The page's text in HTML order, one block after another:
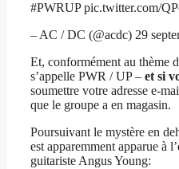
#PWRUP pic.twitter.com/
– AC / DC (@acdc) 29
Et, conformément au thème
s’appelle PWR / UP – et si
soumettre votre adresse e-
que le groupe a en magasin.
Poursuivant le mystère en
est apparemment apparue à
guitariste Angus Young: